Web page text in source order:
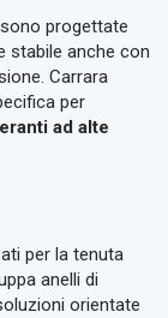
sono progettate
stabile anche con
Carrara
per
ad alte
per la tenuta
anelli di
orientate